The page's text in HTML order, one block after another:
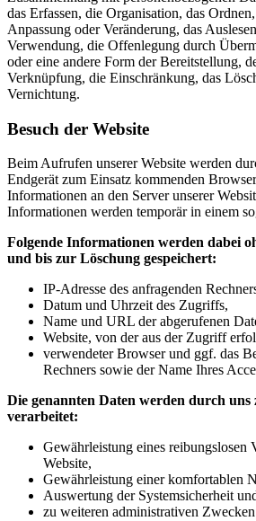
das Erfassen, die Organisation, das
Anpassung oder Veränderung, das
Verwendung, die Offenlegung durch
oder eine andere Form der Bereitstellung,
Verknüpfung, die Einschränkung, das
Vernichtung.
Besuch der Website
Beim Aufrufen unserer Website werden
Endgerät zum Einsatz kommenden
Informationen an den Server unserer
Informationen werden temporär in einem
Folgende Informationen werden dabei
und bis zur Löschung gespeichert:
IP-Adresse des anfragenden
Datum und Uhrzeit des Zugriffs,
Name und URL der abgerufenen
Website, von der aus der Zugriff
verwendeter Browser und ggf. das
Rechners sowie der Name Ihres
Die genannten Daten werden durch uns
verarbeitet:
Gewährleistung eines reibungslosen
Website,
Gewährleistung einer komfortablen
Auswertung der Systemsicherheit
zu weiteren administrativen